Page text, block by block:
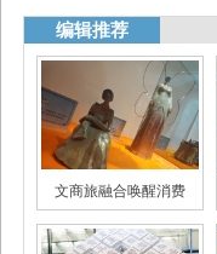
编辑推荐
文商旅融合唤醒消费